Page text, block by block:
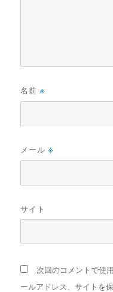
名前※
メール※
サイト
次回のコメントで使
ールアドレス、サイトを保